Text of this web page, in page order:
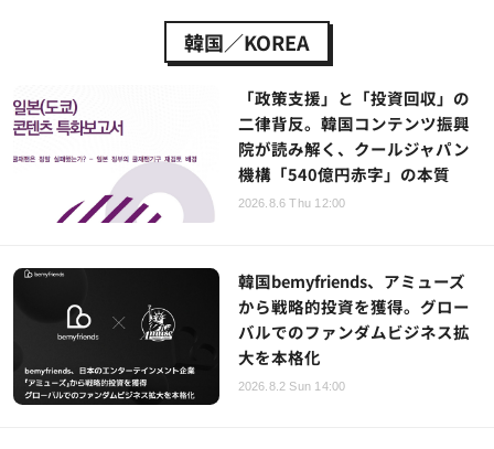
韓国／KOREA
「政策支援」と「投資回収」の
二律背反。韓国コンテンツ振興
院が読み解く、クールジャパン
機構「540億円赤字」の本質
2026.8.6 Thu 12:00
韓国bemyfriends、アミューズ
から戦略的投資を獲得。グロー
バルでのファンダムビジネス拡
大を本格化
2026.8.2 Sun 14:00